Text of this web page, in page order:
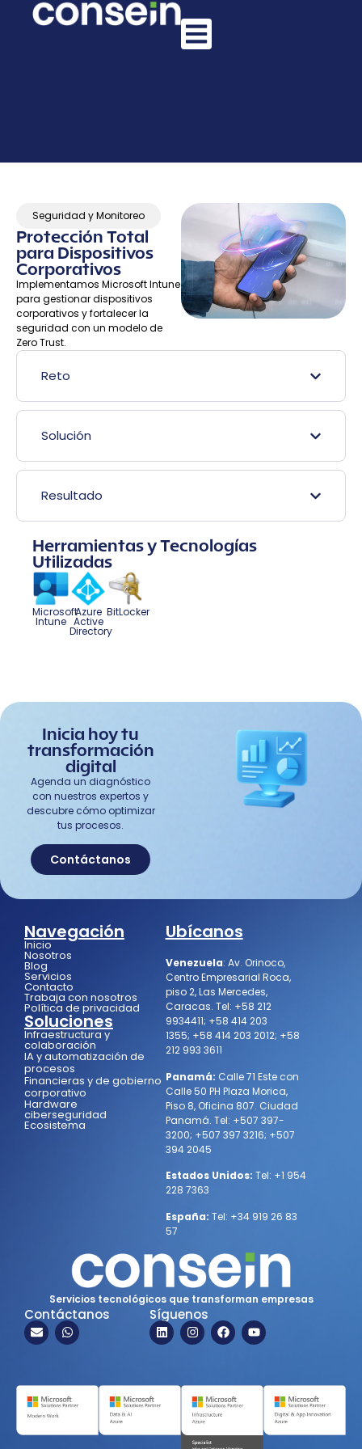
Seguridad y Monitoreo
Protección Total
para Dispositivos
Corporativos
Implementamos Microsoft Intune
para gestionar dispositivos
corporativos y fortalecer la
seguridad con un modelo de
Zero Trust.
Reto
Solución
Resultado
Herramientas y Tecnologías
Utilizadas
Microsoft
Intune
Azure
Active
Directory
BitLocker
Inicia hoy tu
transformación
digital
Agenda un diagnóstico
con nuestros expertos y
descubre cómo optimizar
tus procesos.
Contáctanos
Navegación
Inicio
Nosotros
Blog
Servicios
Contacto
Trabaja con nosotros
Política de privacidad
Soluciones
Infraestructura y
colaboración
IA y automatización de
procesos
Financieras y de gobierno
corporativo
Hardware
ciberseguridad
Ecosistema
Ubícanos
Venezuela: Av. Orinoco,
Centro Empresarial Roca,
piso 2, Las Mercedes,
Caracas. Tel: +58 212
9934411; +58 414 203
1355; +58 414 203 2012; +58
212 993 3611
Panamá: Calle 71 Este con
Calle 50 PH Plaza Morica,
Piso 8, Oficina 807. Ciudad
Panamá. Tel: +507 397-
3200; +507 397 3216; +507
394 2045
Estados Unidos: Tel: +1 954
228 7363
España: Tel: +34 919 26 83
57
Servicios tecnológicos que transforman empresas
Contáctanos Síguenos